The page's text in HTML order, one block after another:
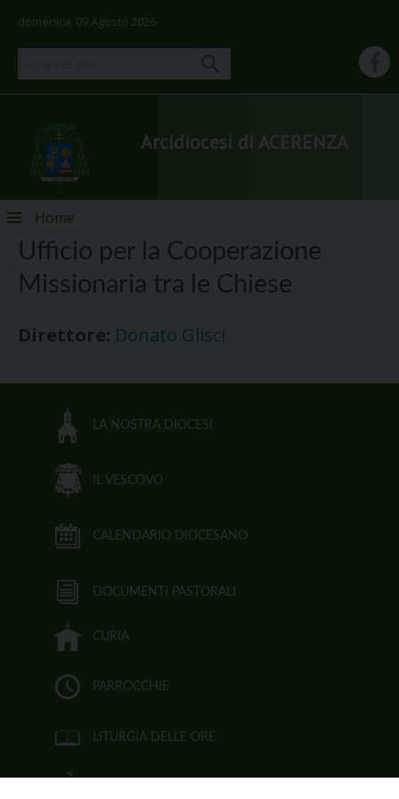
domenica, 09 Agosto 2026
Arcidiocesi di ACERENZA
Skip
content
Home
Ufficio per la Cooperazione
Missionaria tra le Chiese
Direttore: Donato Glisci
LA NOSTRA DIOCESI
IL VESCOVO
CALENDARIO DIOCESANO
DOCUMENTI PASTORALI
CURIA
PARROCCHIE
LITURGIA DELLE ORE